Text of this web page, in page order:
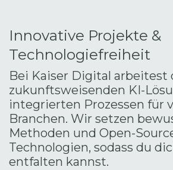
Innovative Projekte &
Technologiefreiheit
Bei Kaiser Digital arbeitest
zukunftsweisenden KI-
integrierten Prozessen für
Branchen. Wir setzen
Methoden und Open-
Technologien, sodass du
entfalten kannst.